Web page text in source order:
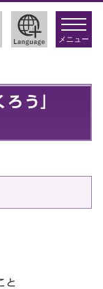
toggle
メニュー
う」
と